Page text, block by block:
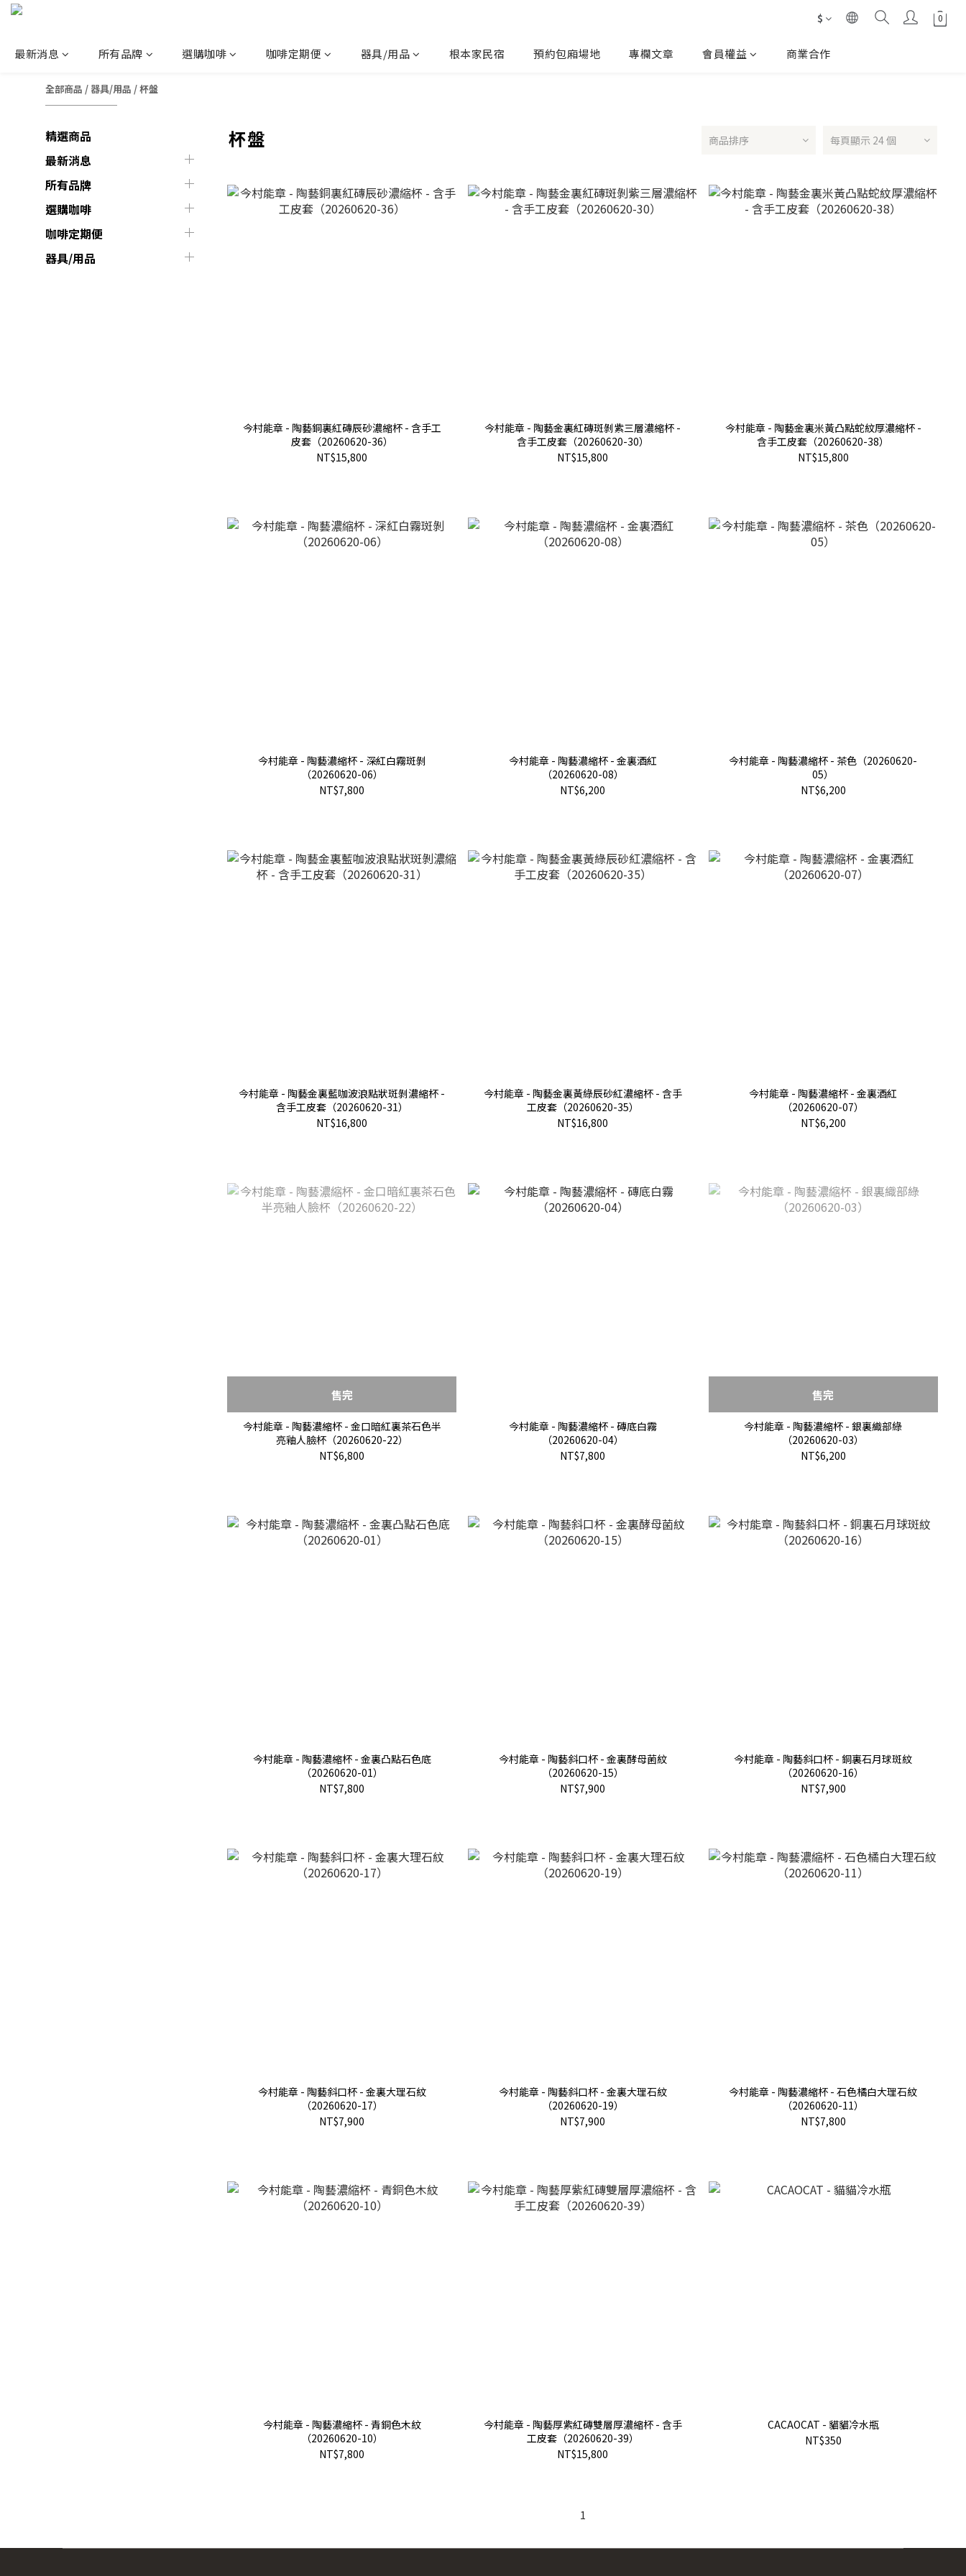
$
最新消息 所有品牌 選購咖啡 咖啡定期便 器具/用品 根本家民宿 預約包廂場地 專欄文章 會員權益 商業合作
全部商品 / 器具/用品 /杯盤
精選商品
最新消息
所有品牌
選購咖啡
咖啡定期便
器具/用品
杯盤 商品排序 每頁顯示 24 個
今村能章 - 陶藝銅裏紅磚辰砂濃縮杯 - 含手工
皮套（20260620-36）
NT$15,800
今村能章 - 陶藝金裏紅磚斑剝紫三層濃縮杯 -
含手工皮套（20260620-30）
NT$15,800
今村能章 - 陶藝金裏米黃凸點蛇紋厚濃縮杯 -
含手工皮套（20260620-38）
NT$15,800
今村能章 - 陶藝濃縮杯 - 深紅白霧斑剝
（20260620-06）
NT$7,800
今村能章 - 陶藝濃縮杯 - 金裏酒紅
（20260620-08）
NT$6,200
今村能章 - 陶藝濃縮杯 - 茶色（20260620-
05）
NT$6,200
今村能章 - 陶藝金裏藍咖波浪點狀斑剝濃縮杯 -
含手工皮套（20260620-31）
NT$16,800
今村能章 - 陶藝金裏黃綠辰砂紅濃縮杯 - 含手
工皮套（20260620-35）
NT$16,800
今村能章 - 陶藝濃縮杯 - 金裏酒紅
（20260620-07）
NT$6,200
售完
今村能章 - 陶藝濃縮杯 - 金口暗紅裏茶石色半
亮釉人臉杯（20260620-22）
NT$6,800
今村能章 - 陶藝濃縮杯 - 磚底白霧
（20260620-04）
NT$7,800
售完
今村能章 - 陶藝濃縮杯 - 銀裏織部綠
（20260620-03）
NT$6,200
今村能章 - 陶藝濃縮杯 - 金裏凸點石色底
（20260620-01）
NT$7,800
今村能章 - 陶藝斜口杯 - 金裏酵母菌紋
（20260620-15）
NT$7,900
今村能章 - 陶藝斜口杯 - 銅裏石月球斑紋
（20260620-16）
NT$7,900
今村能章 - 陶藝斜口杯 - 金裏大理石紋
（20260620-17）
NT$7,900
今村能章 - 陶藝斜口杯 - 金裏大理石紋
（20260620-19）
NT$7,900
今村能章 - 陶藝濃縮杯 - 石色橘白大理石紋
（20260620-11）
NT$7,800
今村能章 - 陶藝濃縮杯 - 青銅色木紋
（20260620-10）
NT$7,800
今村能章 - 陶藝厚紫紅磚雙層厚濃縮杯 - 含手
工皮套（20260620-39）
NT$15,800
CACAOCAT - 貓貓冷水瓶
NT$350
1